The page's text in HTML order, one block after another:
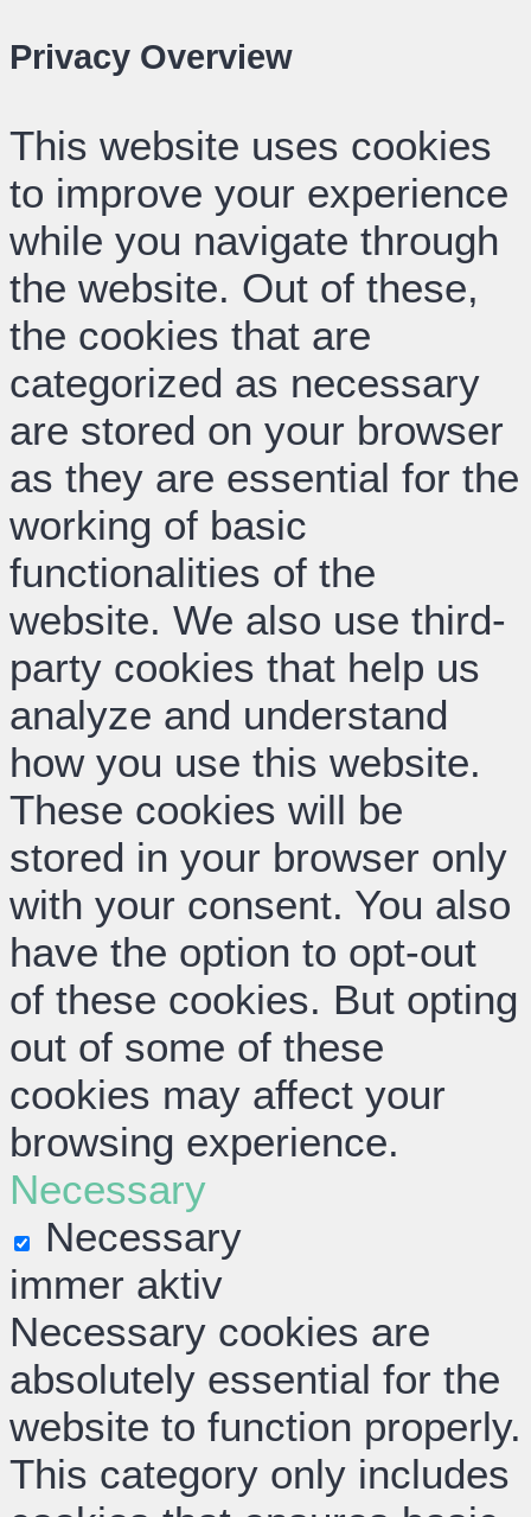
Privacy Overview
This website uses cookies
to improve your experience
while you navigate through
the website. Out of these,
the cookies that are
categorized as necessary
are stored on your browser
as they are essential for the
working of basic
functionalities of the
website. We also use third-
party cookies that help us
analyze and understand
how you use this website.
These cookies will be
stored in your browser only
with your consent. You also
have the option to opt-out
of these cookies. But opting
out of some of these
cookies may affect your
browsing experience.
Necessary
Necessary
immer aktiv
Necessary cookies are
absolutely essential for the
website to function properly.
This category only includes